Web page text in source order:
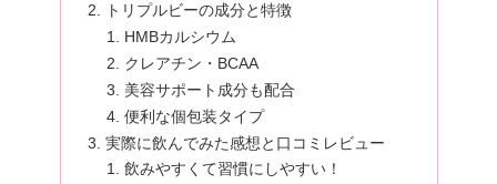
トリプルビーの成分と特徴
HMBカルシウム
クレアチン・BCAA
美容サポート成分も配合
便利な個包装タイプ
実際に飲んでみた感想と口コミレビュー
飲みやすくて習慣にしやすい！